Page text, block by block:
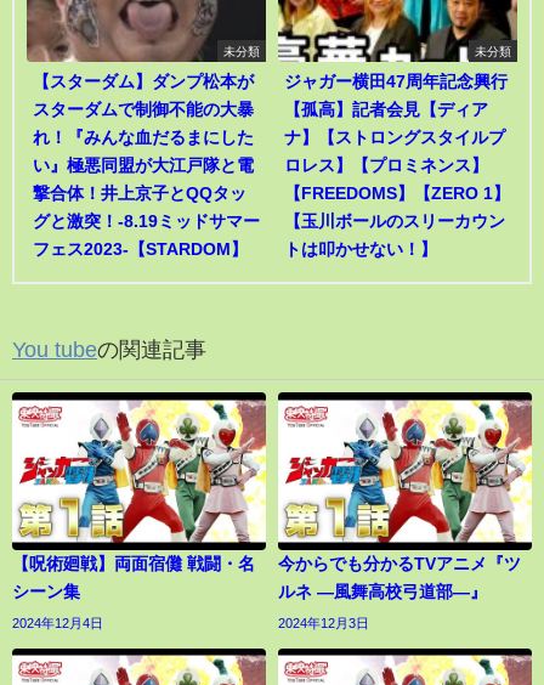
未分類
【スターダム】ダンプ松本が
スターダムで制御不能の大暴
れ！『みんな血だるまにした
い』極悪同盟が大江戸隊と電
撃合体！井上京子とQQタッ
グと激突！-8.19ミッドサマー
フェス2023-【STARDOM】
未分類
ジャガー横田47周年記念興行
【孤高】記者会見【ディア
ナ】【ストロングスタイルプ
ロレス】【プロミネンス】
【FREEDOMS】【ZERO 1】
【玉川ボールのスリーカウン
トは叩かせない！】
You tubeの関連記事
【呪術廻戦】両面宿儺 戦闘・名
シーン集
2024年12月4日
今からでも分かるTVアニメ『ツ
ルネ ―風舞高校弓道部―』
2024年12月3日